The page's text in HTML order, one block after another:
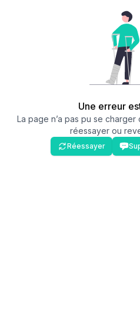
Une erreur
La page n’a pas pu se
réessayer ou
Réessayer